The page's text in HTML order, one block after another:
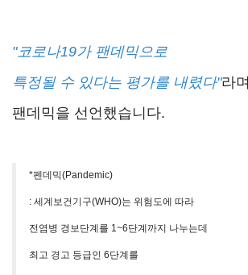
"코로나19가 팬데믹으로
특정될 수 있다는 평가를 내렸다"라며
팬데믹을 선언했습니다.
*펜데믹(Pandemic)
: 세계보건기구(WHO)는 위험도에 따라
전염병 경보단계를 1~6단계까지 나누는데
최고 경고 등급인 6단계를